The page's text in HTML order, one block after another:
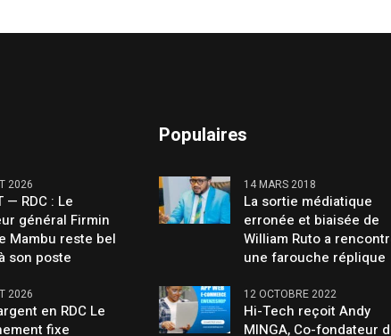
2026
— RDC : Le
général Firmin
Mambu reste bel
son poste
2026
en RDC Le
fixe
Populaires
14 MARS 2018
La sortie médiatique
erronée et biaisée de
William Ruto a
une farouche réplique
12 OCTOBRE 2022
Hi-Tech reçoit Andy
MINGA, Co-fondateur